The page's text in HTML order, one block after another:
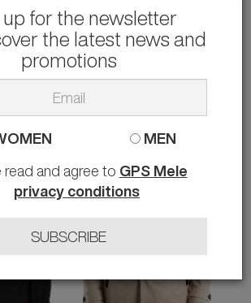
100.00 € -36%
PEUTEREY
POLO MEZZOLA 02
80.00 €
S M L XL XXL
up for the newsletter
the latest news and
promotions
MEN
read and agree to GPS Mele
privacy conditions
SUBSCRIBE